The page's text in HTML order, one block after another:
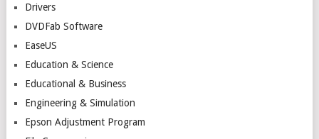
Drivers
DVDFab Software
EaseUS
Education & Science
Educational & Business
Engineering & Simulation
Epson Adjustment Program